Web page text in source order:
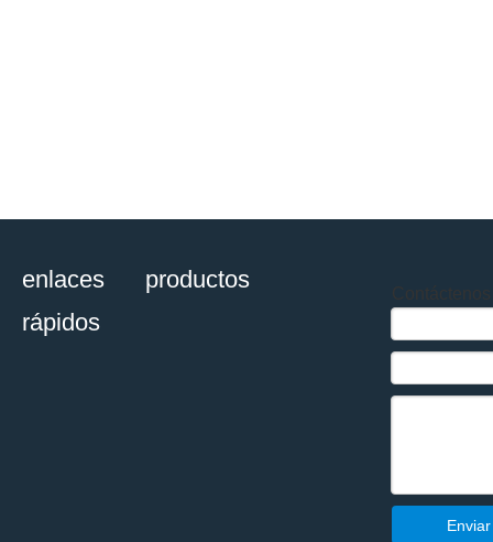
enlaces
rápidos
productos
Enviar